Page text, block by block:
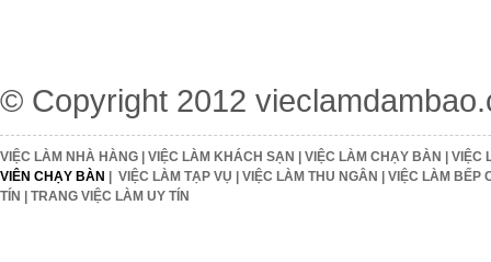
© Copyright 2012
VIỆC LÀM NHÀ HÀNG | VIỆC LÀM KHÁCH SẠN | VIỆC LÀM CHẠY BÀN | VIỆC
VIÊN CHẠY BÀN | VIỆC LÀM TẠP VỤ | VIỆC LÀM THU NGÂN | VIỆC LÀM BẾP
TÍN | TRANG VIỆC LÀM UY TÍN